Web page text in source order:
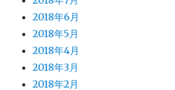
2018年6月
2018年5月
2018年4月
2018年3月
2018年2月